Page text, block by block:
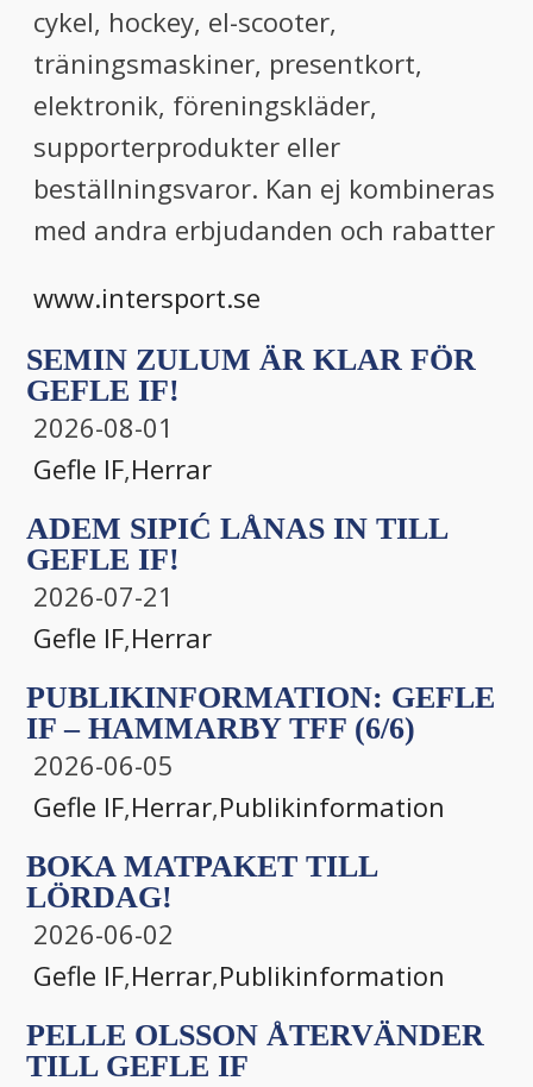
cykel, hockey, el-scooter,
träningsmaskiner, presentkort,
elektronik, föreningskläder,
supporterprodukter eller
beställningsvaror. Kan ej kombineras
med andra erbjudanden och rabatter
www.intersport.se
SEMIN ZULUM ÄR KLAR FÖR
GEFLE IF!
2026-08-01
Gefle IF,Herrar
ADEM SIPIĆ LÅNAS IN TILL
GEFLE IF!
2026-07-21
Gefle IF,Herrar
PUBLIKINFORMATION: GEFLE
IF – HAMMARBY TFF (6/6)
2026-06-05
Gefle IF,Herrar,Publikinformation
BOKA MATPAKET TILL
LÖRDAG!
2026-06-02
Gefle IF,Herrar,Publikinformation
PELLE OLSSON ÅTERVÄNDER
TILL GEFLE IF